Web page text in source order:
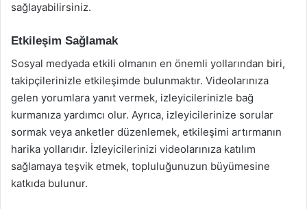
sağlayabilirsiniz.
Etkileşim Sağlamak
Sosyal medyada etkili olmanın en önemli yollarından biri,
takipçilerinizle etkileşimde bulunmaktır. Videolarınıza
gelen yorumlara yanıt vermek, izleyicilerinizle bağ
kurmanıza yardımcı olur. Ayrıca, izleyicilerinize sorular
sormak veya anketler düzenlemek, etkileşimi artırmanın
harika yollarıdır. İzleyicilerinizi videolarınıza katılım
sağlamaya teşvik etmek, topluluğunuzun büyümesine
katkıda bulunur.